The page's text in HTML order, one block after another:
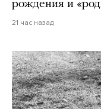
рождения и
21 час назад